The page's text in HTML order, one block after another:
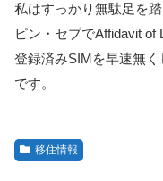
私はすっかり無駄足を
ピン・セブでAffidavit
登録済みSIMを早速無
です。
移住情報